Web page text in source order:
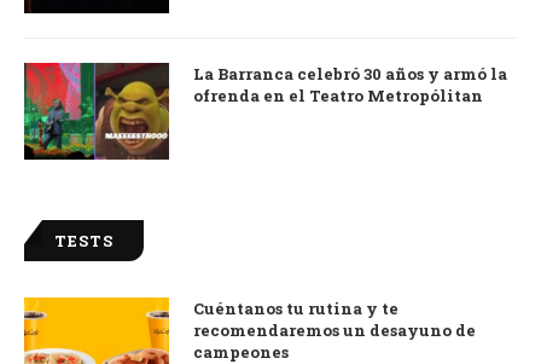
La Barranca celebró 30 años y armó la
ofrenda en el Teatro Metropólitan
TESTS
Cuéntanos tu rutina y te
recomendaremos un desayuno de
campeones